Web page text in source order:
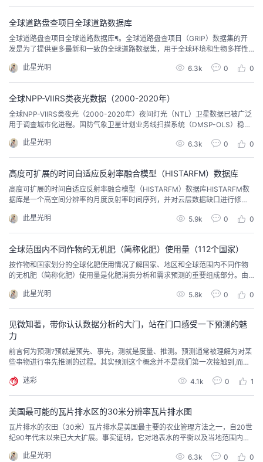
言 – 床长人工智能教程多边形由专家使用Sentinel-2无云数据（https://s2map
全球道路盘查项目全球道路数据库
全球道路盘查项目全球道路数据库¶。全球道路盘查项目（GRIP）数据集的开
发是为了提供更多最新和一致的全球道路数据集，用于全球环境和生物多样性
式的全球和区域矢量数据集，以及分辨率为5弧分（约8x8公里）的全球道路密
度光栅数据集。前言 – 床长人工智能教程GRIP数据集的主要目的是为全球环
此星光明 6.3k 0 0
全球NPP-VIIRS类夜光数据（2000-2020年）
​全球NPP-VIIRS类夜光（2000-2020年）夜间灯光（NTL）卫星数据已被广泛
用于调查城市化进程。国防气象卫星计划业务线扫描系统（DMSP-OLS）稳定
VIIRS）夜间光照数据是两个广泛使用的NTL数据集。然而，由于它们在空间分
辨率和传感器设计上的差异，需要对这两个数据集进行交叉传感器校准，以分
此星光明 6.3k 0 0
高度可扩展的时间自适应反射率融合模型（HISTARFM）数据库
​高度可扩展的时间自适应反射率融合模型（HISTARFM）数据库HISTARFM数
据库是一个高空间分辨率的月度反射率时间序列，并对云层数据缺口进行修
列，以30米的分辨率创建的。该方法包括使用两个估计器，它们共同作用于消
除随机噪声，并使Landsat光谱反射率的偏差最小化。第一个估计器是一个最佳
此星光明 5.9k 0 0
全球范围内不同作物的无机肥（简称化肥）使用量（112个国家）
​按作物和国家划分的全球化肥使用情况了解国家、地区和全球范围内不同作物
的无机肥（简称化肥）使用量是化肥消费分析和需求预测的重要组成部分。由
信息。为了填补这一空白，1992年，根据联合国粮食及农业组织（FAO）、国
际肥料开发中心（IFDC）和国际肥料协会（IFA）联合进行的专家调查，发表了
此星光明 5.8k 0 0
见微知著，带你认认数据分析的大门，站在门口感受一下预测的魅
力
前言何为预测?预就是预先、事先，测就是度量、推测。预测通常被理解为对某
些事物进行事先推测的过程。其实预测这个概念并不是我们第一次接触到,而是
一直伴随着我们,充斥着生活的方方面面,我们每个人都想更准确地预见未来,来掌
握甚至改变事态的发展轨迹.所以用一句简单的话来概括就是:预测是一门研究未
迷彩 4.1k 0 1
美国最可能的瓦片排水区的30米分辨率瓦片排水图
​瓦片排水的农田（30米）瓦片排水是美国最主要的农业管理方法之一，自20世
纪90年代末以来已大大扩展。事实证明，它对地表水的平衡以及当地范围内的
面积信息，瓦片排水对作物生产、水文和环境的影响在区域范围内难以捉摸。
此星光明 6.3k 0 0